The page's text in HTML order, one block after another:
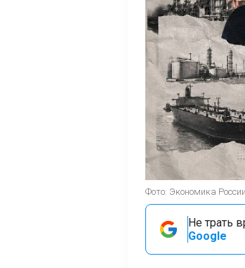
Фото: Экономика
Не трать
Google